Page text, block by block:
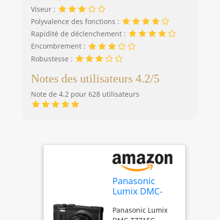
Viseur :
Polyvalence des fonctions :
Rapidité de déclenchement :
Encombrement :
Robustesse :
Notes des utilisateurs 4.2/5
Note de 4.2 pour 628 utilisateurs
Panasonic
Lumix DMC-
Photo
Panasonic Lumix